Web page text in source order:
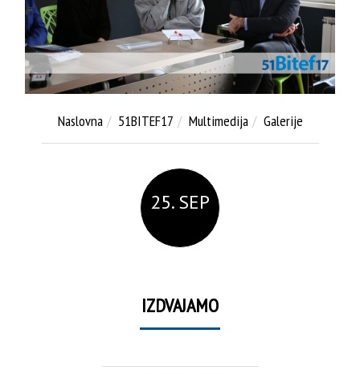
Naslovna 51BITEF17 Multimedija Galerije
25. SEP
IZDVAJAMO